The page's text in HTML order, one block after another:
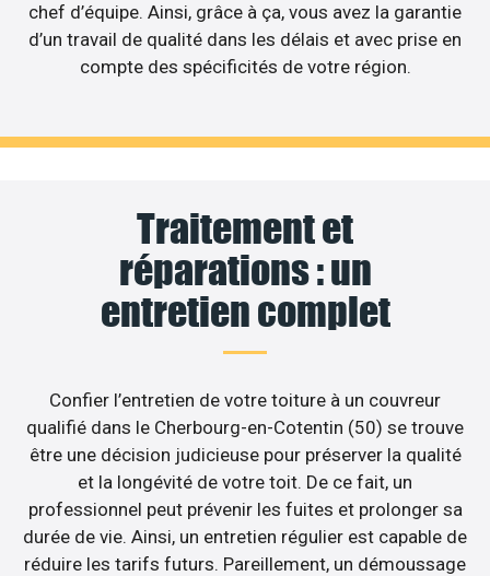
chef d’équipe. Ainsi, grâce à ça, vous avez la garantie
d’un travail de qualité dans les délais et avec prise en
compte des spécificités de votre région.
Traitement et
réparations : un
entretien complet
Confier l’entretien de votre toiture à un couvreur
qualifié dans le Cherbourg-en-Cotentin (50) se trouve
être une décision judicieuse pour préserver la qualité
et la longévité de votre toit. De ce fait, un
professionnel peut prévenir les fuites et prolonger sa
durée de vie. Ainsi, un entretien régulier est capable de
réduire les tarifs futurs. Pareillement, un démoussage